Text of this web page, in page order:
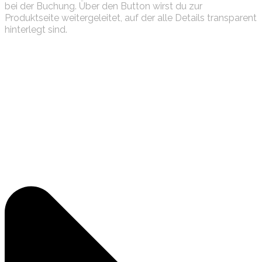
bei der Buchung. Über den Button wirst du zur
Produktseite weitergeleitet, auf der alle Details transparent
hinterlegt sind.